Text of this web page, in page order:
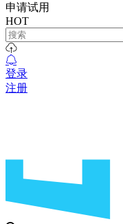
申请试用
HOT
登录
注册